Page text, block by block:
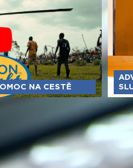
NA CESTĚ